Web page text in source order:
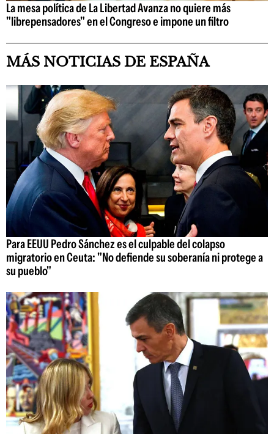
La mesa política de La Libertad Avanza no quiere más
"librepensadores" en el Congreso e impone un filtro
MÁS NOTICIAS DE ESPAÑA
Para EEUU Pedro Sánchez es el culpable del colapso
migratorio en Ceuta: "No defiende su soberanía ni protege a
su pueblo"